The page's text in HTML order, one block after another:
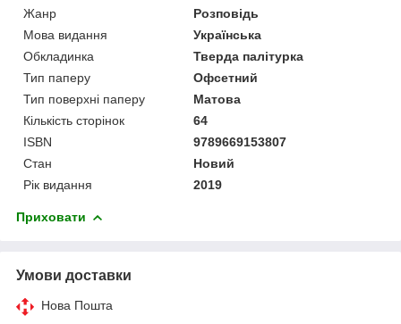
Жанр
Розповідь
Мова видання
Українська
Обкладинка
Тверда палітурка
Тип паперу
Офсетний
Тип поверхні паперу
Матова
Кількість сторінок
64
ISBN
9789669153807
Стан
Новий
Рік видання
2019
Приховати
Умови доставки
Нова Пошта